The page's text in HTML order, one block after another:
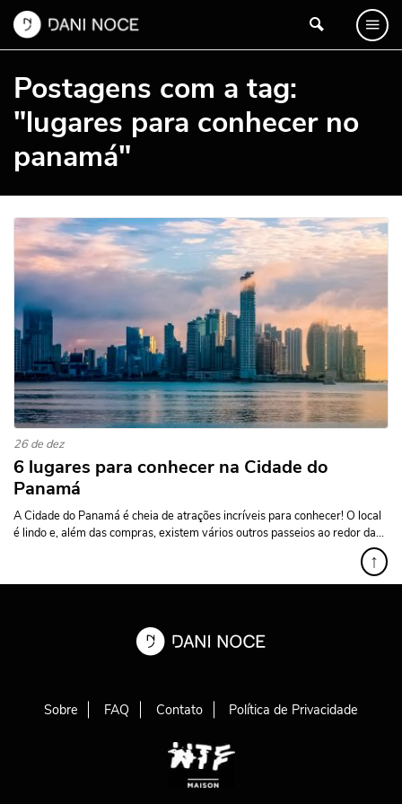
Postagens com a tag:
"lugares para conhecer no
panamá"
26 de dez
6 lugares para conhecer na Cidade do
Panamá
A Cidade do Panamá é cheia de atrações incríveis para conhecer! O local
é lindo e, além das compras, existem vários outros passeios ao redor da...
↑
Sobre FAQ Contato Política de Privacidade